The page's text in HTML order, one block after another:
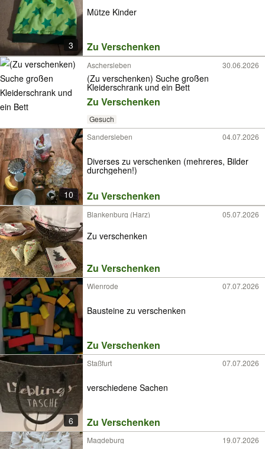
3
Mütze Kinder
Zu Verschenken
Aschersleben 30.06.2026
(Zu verschenken) Suche großen
Kleiderschrank und ein Bett
Zu Verschenken
Gesuch
10
Sandersleben 04.07.2026
Diverses zu verschenken (mehreres, Bilder
durchgehen!)
Zu Verschenken
Blankenburg (Harz) 05.07.2026
Zu verschenken
Zu Verschenken
Wienrode 07.07.2026
Bausteine zu verschenken
Zu Verschenken
6
Staßfurt 07.07.2026
verschiedene Sachen
Zu Verschenken
Magdeburg 19.07.2026